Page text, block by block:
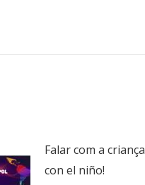
Falar com a
con el niño!